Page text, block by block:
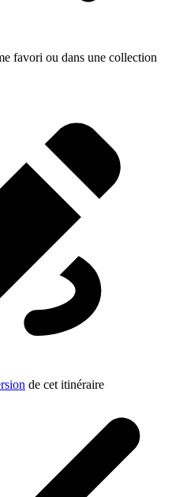
favori ou dans une collection
de cet itinéraire